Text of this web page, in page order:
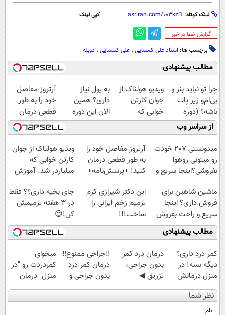
لینک کوتاه: کپی لینک
‌گزارش خطا در خبر
برچسب ها: استاد علی کسمایی ، علی کسمایی ، دوبله
مطالب پیشنهادی
چرا تو نباید بنز و
بی‌ام‌و زیر پات
باشه؟ (دوره
رایگان درآمد
میلیاردی)
ویدیو هولناک از
جوان کارتن
خوابی که
میلیاردر شد.
آموزش رایگان
به پول نیاز
داری؟ همین
الان این دوره
رایگان رو شرکت
کن تا دیر نشده!
آرتروز مفاصل
خود را به طور
قطعی درمان
کنید!
◗پرسش‌نامه◖
از سراسر وب
میدونستی 207 خودت
رو میتونی روهوا
بفروشی؟اینجا سریع و
آرتروز مفاصل خود را
به طور قطعی درمان
کنید! ◗پرسش‌نامه◖
ویدیو هولناک از جوان
کارتن خوابی که
میلیاردر شد. آموزش
ماشین شاهین برای
فروش داری؟ اینجا
سریع و راحت بفروش
این دکتر شیرازی کرم
ترمیم زخم ایرانی را
ساخت!!!
جای بخیه داری؟؟ فقط
در 3 هفته ترمیمش
کن!😍
مطالب پیشنهادی
کمر درد داری؟
دیگه بسه! در
منزل درمانش
کن
(◀پرسش‌نامه)
درمان درد کمر
بدون جراحی،
تزریق ◀
پرسش‌نامه رو پر
کن ▶
‼️جراحی ممنوع‼️
درمان کمر درد
بدون جراحی و
دوره نقاهت
میخوای
کمردردت رو "در
منزل" درمان
کنی؟ (◂فیلم +
◂پرسش‌نامه)
نظر شما
نام